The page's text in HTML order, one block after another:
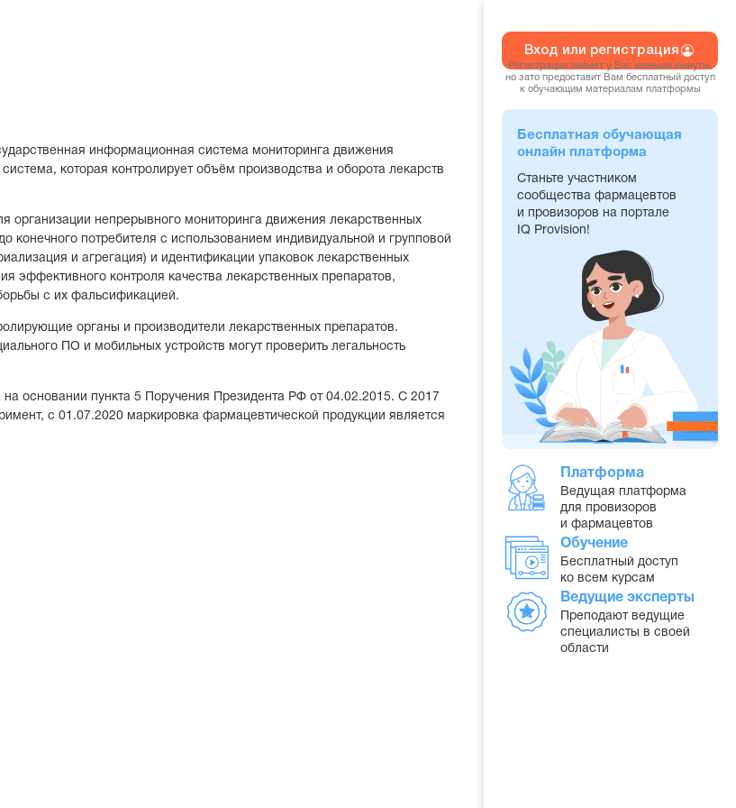
информационная система мониторинга движения
которая контролирует объём производства и оборота лекарств
непрерывного мониторинга движения лекарственных
конечного потребителя с использованием индивидуальной и групповой
и агрегация) и идентификации упаковок лекарственных
эффективного контроля качества лекарственных препаратов,
с их фальсификацией.
органы и производители лекарственных препаратов.
ПО и мобильных устройств могут проверить легальность
основании пункта 5 Поручения Президента РФ от 04.02.2015. С 2017
с 01.07.2020 маркировка фармацевтической продукции является
Вход или регистрация
Регистрация займет у Вас меньше минуты,
но зато предоставит Вам бесплатный доступ
к обучающим материалам платформы
Бесплатная обучающая
онлайн платформа
Станьте участником
сообщества фармацевтов
и провизоров на портале
IQ Provision!
Платформа
Ведущая платформа
для провизоров
и фармацевтов
Обучение
Бесплатный доступ
ко всем курсам
Ведущие эксперты
Преподают ведущие
специалисты в своей
области